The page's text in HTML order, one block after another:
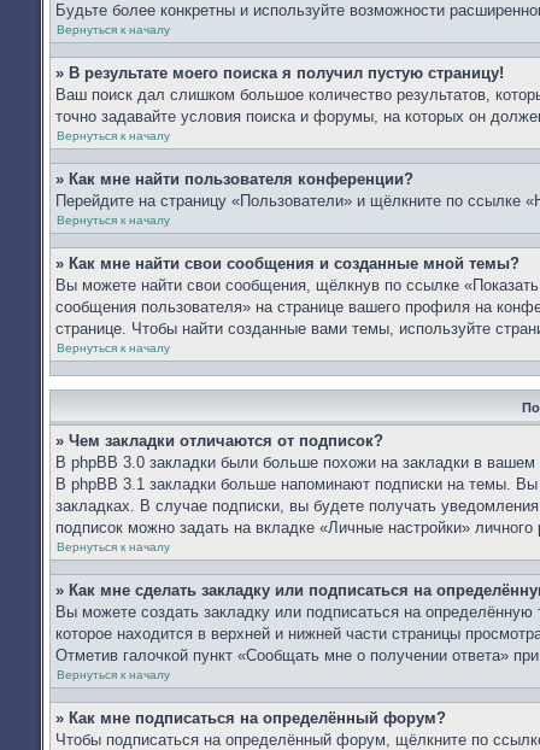
Будьте более конкретны и используйте возможности
Вернуться к началу
» В результате моего поиска я получил пустую страницу!
Ваш поиск дал слишком большое количество результатов,
точно задавайте условия поиска и форумы, на которых он
Вернуться к началу
» Как мне найти пользователя конференции?
Перейдите на страницу «Пользователи» и щёлкните по ссылке
Вернуться к началу
» Как мне найти свои сообщения и созданные мной темы?
Вы можете найти свои сообщения, щёлкнув по ссылке
сообщения пользователя» на странице вашего профиля на
странице. Чтобы найти созданные вами темы, используйте
Вернуться к началу
» Чем закладки отличаются от подписок?
В phpBB 3.0 закладки были больше похожи на закладки в
В phpBB 3.1 закладки больше напоминают подписки на темы.
закладках. В случае подписки, вы будете получать
подписок можно задать на вкладке «Личные настройки» личного
Вернуться к началу
» Как мне сделать закладку или подписаться на
Вы можете создать закладку или подписаться на
которое находится в верхней и нижней части страницы
Отметив галочкой пункт «Сообщать мне о получении ответа»
Вернуться к началу
» Как мне подписаться на определённый форум?
Чтобы подписаться на определённый форум, щёлкните по